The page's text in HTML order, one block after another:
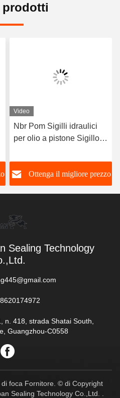
Video
Nbr Pom Sigilli idraulici
per olio a pistone Sigillo a
X 44 Per la riparazione di
macchine
Ottenga il migliore prezzo
Sealing Technology
n. 418, strada Shatai South,
Guangzhou-C0558
foca Fornitore. © di Copyright
Sealing Technology Co.,Ltd. .